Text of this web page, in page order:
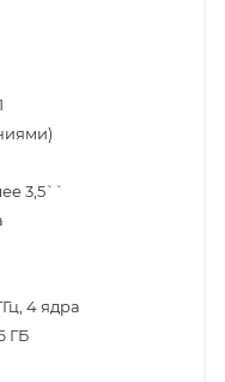
3,5``
4 ядра
ГБ